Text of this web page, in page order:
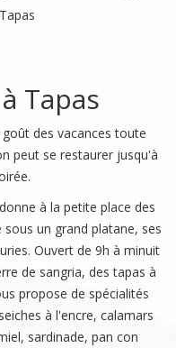
Tapas
des vacances toute
peut se restaurer jusqu'à
à la petite place des
un grand platane, ses
Ouvert de 9h à minuit
de sangria, des tapas à
propose de spécialités
à l'encre, calamars
sardinade, pan con